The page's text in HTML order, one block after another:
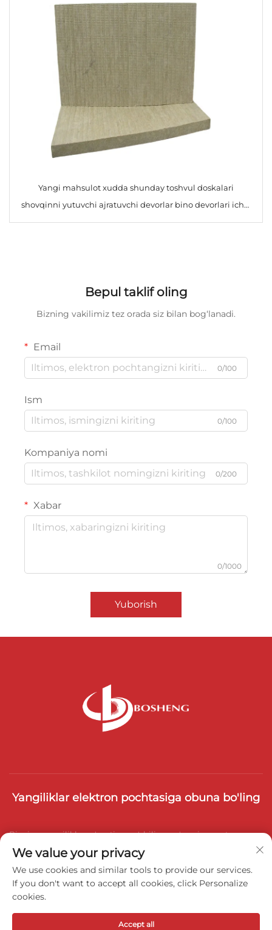
Yangi mahsulot xudda shunday toshvul doskalari
shovqinni yutuvchi ajratuvchi devorlar bino devorlari ichki
ajratuvchi doska ichki foydalanish uchun
Bepul taklif oling
Bizning vakilimiz tez orada siz bilan bog‘lanadi.
Email
0/100
Ism
0/100
Kompaniya nomi
0/200
Xabar
0/1000
Yuborish
Yangiliklar elektron pochtasiga obuna bo'ling
Bizning yangiliklar ro'yxatiga qo'shiling, so'nggi sanoat
yangiliklari, yangilanishlar va jamoamizdan fikrlar oling.
We value your privacy
We use cookies and similar tools to provide our services.
If you don't want to accept all cookies, click Personalize
cookies.
Accept all